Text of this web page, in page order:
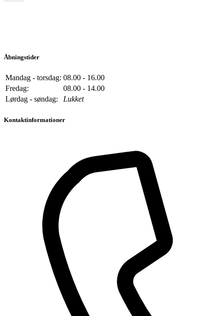
Åbningstider
Mandag - torsdag: 08.00 - 16.00
Fredag:
08.00 - 14.00
Lørdag - søndag:
Lukket
Kontaktinformationer